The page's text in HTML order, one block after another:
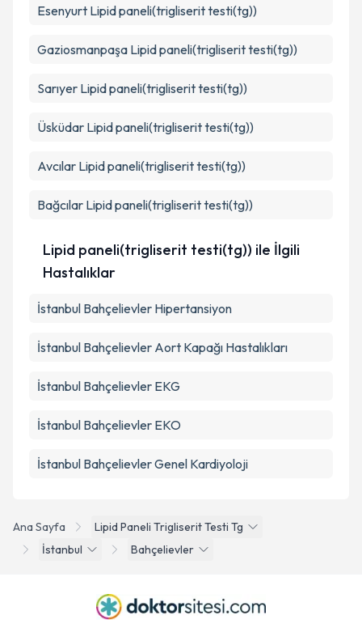
Ana Sayfa
Lipid Paneli Trigliserit Testi Tg
İstanbul
Bahçelievler
Esenyurt Lipid paneli(trigliserit testi(tg))
Gaziosmanpaşa Lipid paneli(trigliserit testi(tg))
Sarıyer Lipid paneli(trigliserit testi(tg))
Üsküdar Lipid paneli(trigliserit testi(tg))
Avcılar Lipid paneli(trigliserit testi(tg))
Bağcılar Lipid paneli(trigliserit testi(tg))
Lipid paneli(trigliserit testi(tg)) ile İlgili
Hastalıklar
İstanbul Bahçelievler Hipertansiyon
İstanbul Bahçelievler Aort Kapağı Hastalıkları
İstanbul Bahçelievler EKG
İstanbul Bahçelievler EKO
İstanbul Bahçelievler Genel Kardiyoloji